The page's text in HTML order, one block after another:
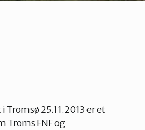
25.11.2013 er et
Troms FNF og